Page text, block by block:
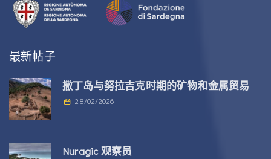
最新帖子
撒丁岛与努拉吉克时期的矿物和金属贸易
28/02/2026
Nuragic 观察员